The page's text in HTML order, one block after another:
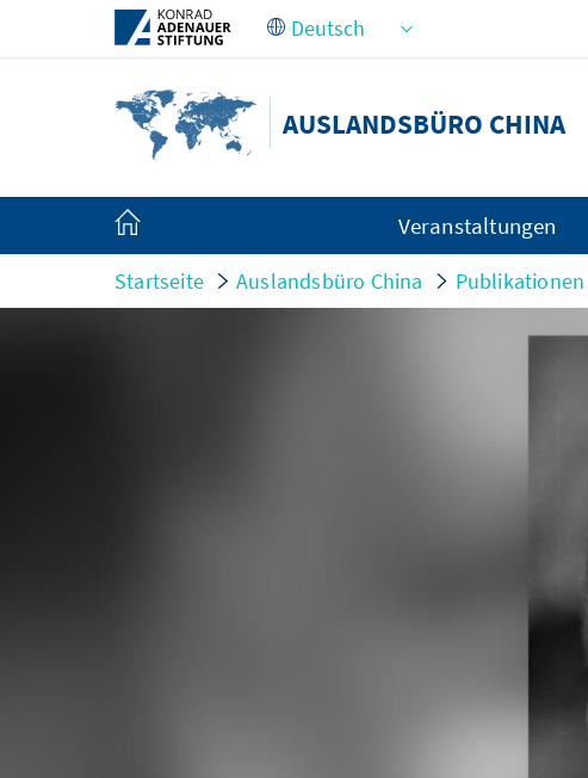
Zum Hauptinhalt springen
AUSLANDSBÜRO CHINA
Veranstaltungen
Startseite Auslandsbüro China Publikationen